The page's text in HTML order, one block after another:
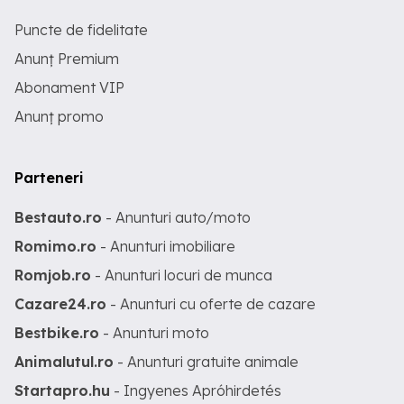
Puncte de fidelitate
Anunț Premium
Abonament VIP
Anunț promo
Parteneri
Bestauto.ro - Anunturi auto/moto
Romimo.ro - Anunturi imobiliare
Romjob.ro - Anunturi locuri de munca
Cazare24.ro - Anunturi cu oferte de cazare
Bestbike.ro - Anunturi moto
Animalutul.ro - Anunturi gratuite animale
Startapro.hu - Ingyenes Apróhirdetés